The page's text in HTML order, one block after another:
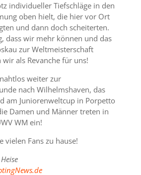
individueller Tiefschläge in den
oben hielt, die hier vor Ort
und dann doch scheiterten.
dass wir mehr können und das
zur Weltmeisterschaft
wir als Revanche für uns!
weiter zur
nach Wilhelmshaven, das
am Juniorenweltcup in Porpetto
Damen und Männer treten in
WM ein!
vielen Fans zu hause!